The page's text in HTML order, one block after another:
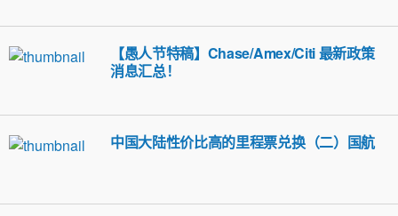
【愚人节特稿】Chase/Amex/Citi 最新政策
消息汇总！
中国大陆性价比高的里程票兑换（二）国航